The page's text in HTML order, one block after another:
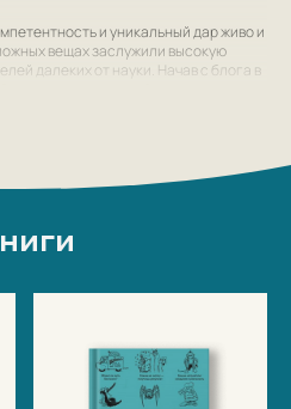
и уникальный дар живо и
вещах заслужили высокую
далеких от науки. Начав с блога в
strf.ru, в журнале "Здоровье".
– Наука", сайтов Slon.ru и Mtrpl.ru,
заставляет нас делать глупости",
в связи с чем Ася теперь
в Москве.